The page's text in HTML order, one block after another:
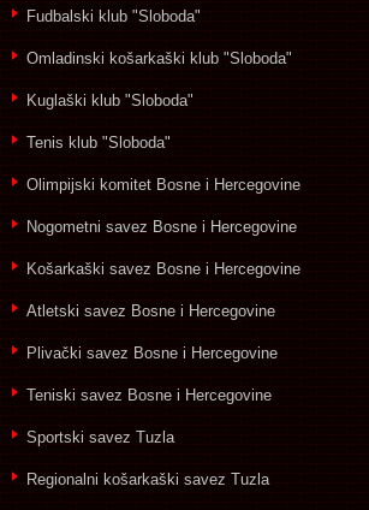
Fudbalski klub "Sloboda"
Omladinski košarkaški klub "Sloboda"
Kuglaški klub "Sloboda"
Tenis klub "Sloboda"
Olimpijski komitet Bosne i Hercegovine
Nogometni savez Bosne i Hercegovine
Košarkaški savez Bosne i Hercegovine
Atletski savez Bosne i Hercegovine
Plivački savez Bosne i Hercegovine
Teniski savez Bosne i Hercegovine
Sportski savez Tuzla
Regionalni košarkaški savez Tuzla